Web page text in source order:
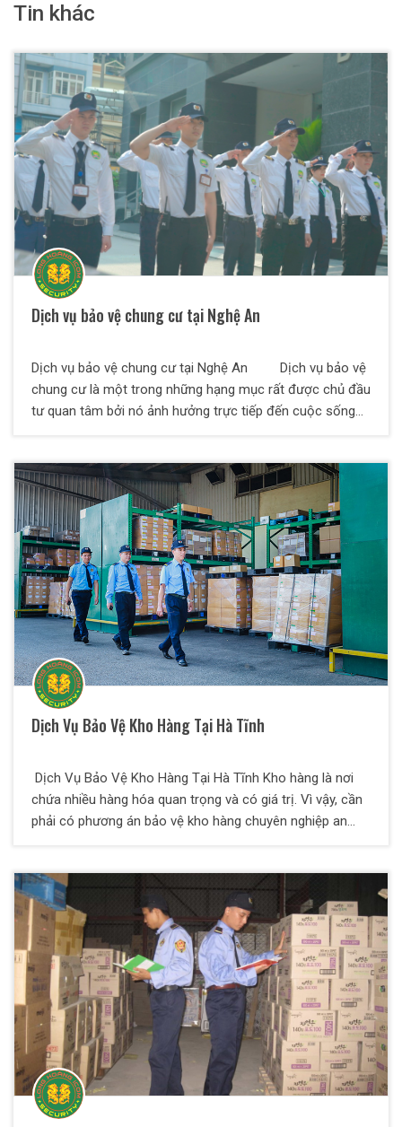
Tin khác
Dịch vụ bảo vệ chung cư tại Nghệ An
Dịch vụ bảo vệ chung cư tại Nghệ An Dịch vụ bảo vệ
chung cư là một trong những hạng mục rất được chủ đầu
tư quan tâm bởi nó ảnh hưởng trực tiếp đến cuộc sống
chủ đầu tư cần quan tâm những vấn đề gì? Bảo Vệ Thiên
Long Hoàng mời quý vị tham khảo thông tin chi tiết về
dịch vụ bảo vệ chung cư của chúng tôi.
Dịch Vụ Bảo Vệ Kho Hàng Tại Hà Tĩnh
Dịch Vụ Bảo Vệ Kho Hàng Tại Hà Tĩnh Kho hàng là nơi
chứa nhiều hàng hóa quan trọng và có giá trị. Vì vậy, cần
phải có phương án bảo vệ kho hàng chuyên nghiệp an
phòng cháy nổ, bảo vệ an toàn, phòng chống trộm cắp,
kiểm soát niêm phong kho một cách nghiêm ngặt nhất.
Vì sao cần thuê dịch vụ bảo vệ kho hàng chuyên nghiệp?
Kho hàng, nhà kho phải cần được kiểm soát chặt chẽ.
Kho hàng là nơi lưu trữ các tài sản của doanh nghiệp,
công ty. Đây là nơi có nhiều người ra vào nên rất khó kiểm
soát. Các thành phần trộm cắp cũng dễ đột nhập để lấy
cắp tài sản. Nhân viên kho hàng cấu kết với kẻ gian bên
ngoài, lẻn vào trộm hàng hóa để mang đi bán hoặc sử
dụng. Nhân viên sắp xếp hàng hóa không cẩn thận, làm
lộn xộn hàng khó kiểm soát. Dễ thất thoát hàng hóa ra
bên ngoài. Ngoài ra, kho hàng cũng là nơi dễ cháy nổ